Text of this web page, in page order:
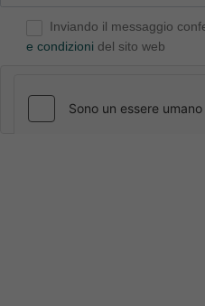
Inviando il messaggio
e condizioni del sito web